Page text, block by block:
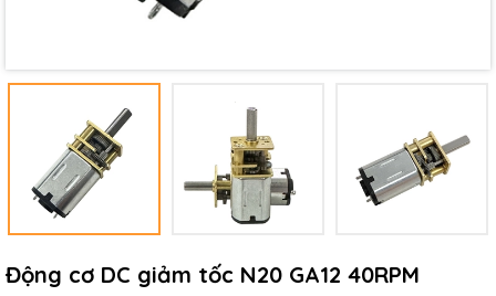
Động cơ DC giảm tốc N20 GA12 40RPM